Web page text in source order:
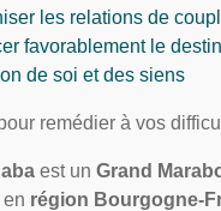
les relations de
favorablement le destin
de soi et des siens
pour remédier à vos
est un Grand
région Bourgogne-